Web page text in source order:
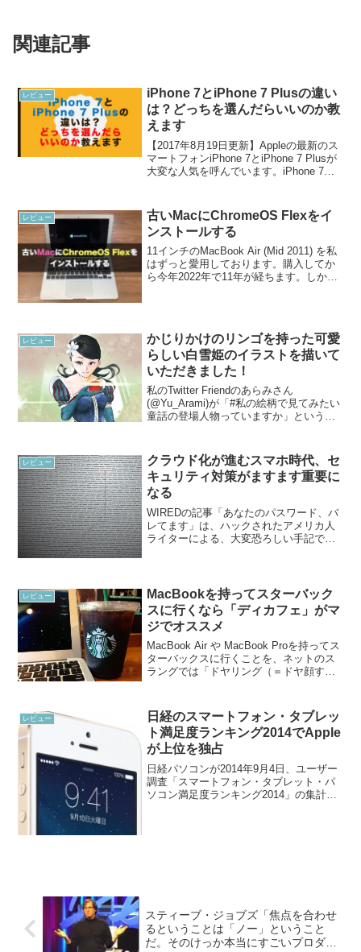
関連記事
レビュー
iPhone 7とiPhone 7 Plusの違い
は？どっちを選んだらいいのか教
えます
【2017年8月19日更新】Appleの最新のス
マートフォンiPhone 7とiPhone 7 Plusが
大変な人気を呼んでいます。iPhone 7と
と...
レビュー
古いMacにChromeOS Flexをイ
ンストールする
11インチのMacBook Air (Mid 2011) を私
はずっと愛用しております。購入してか
ら今年2022年で11年が経ちます。しか
レビュー
かじりかけのリンゴを持った可愛
らしい白雪姫のイラストを描いて
いただきました！
私のTwitter Friendのあらみさん
(@Yu_Arami)が「#私の絵柄で見てみたい
童話の登場人物っていますか」というハ
う絵柄がみんな忘れてるんだろそうなん
だろ...
レビュー
クラウド化が進むスマホ時代、セ
キュリティ対策がますます重要に
なる
WIREDの記事「あなたのパスワード、バ
レてます」は、ハックされたアメリカ人
ライターによる、大変恐ろしい手記で
となって、...
レビュー
MacBookを持ってスターバック
スに行くなら「ディカフェ」がマ
ジでオススメ
MacBook Air や MacBook Proを持ってス
ターバックスに行くことを、ネットのス
ラングでは「ドヤリング（＝ドヤ顔す
ょうか？ スターバックスでは「ディカ
フ...
レビュー
日経のスマートフォン・タブレッ
ト満足度ランキング2014でApple
が上位を独占
日経パソコンが2014年9月4日、ユーザー
調査「スマートフォン・タブレット・パ
ソコン満足度ランキング2014」の集計結
スティーブ・ジョブズ「焦点を合わせ
るということは「ノー」ということ
だ。そのけっか本当にすごいプロダク